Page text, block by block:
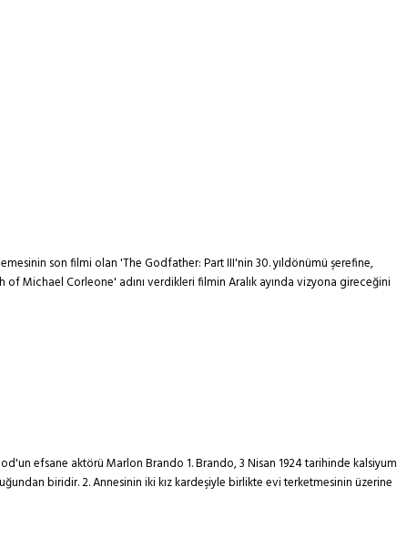
son filmi olan 'The Godfather: Part III'nin 30. yıldönümü şerefine,
Michael Corleone' adını verdikleri filmin Aralık ayında vizyona gireceğini
efsane aktörü Marlon Brando 1. Brando, 3 Nisan 1924 tarihinde kalsiyum
biridir. 2. Annesinin iki kız kardeşiyle birlikte evi terketmesinin üzerine